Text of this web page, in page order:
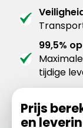
99,5%
tijdige
Prijs
en